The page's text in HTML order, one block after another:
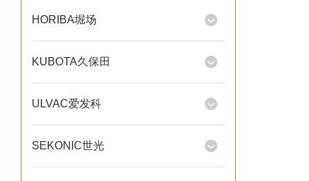
HORIBA堀场
KUBOTA久保田
ULVAC爱发科
SEKONIC世光